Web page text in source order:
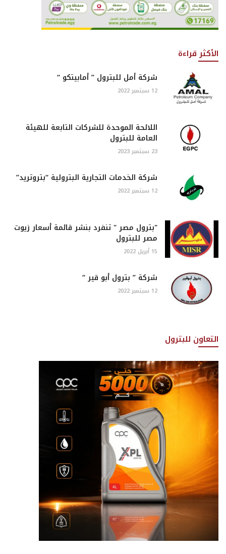
الأكثر قراءة
شركة أمل للبترول ” أمابيتكو “
12 سبتمبر 2022
اللائحة الموحدة للشركات التابعة للهيئة
العامة للبترول
23 سبتمبر 2023
شركة الخدمات التجارية البترولية “بتروتريد”
12 سبتمبر 2022
"بترول مصر " تنفرد بنشر قائمة أسعار زيوت
مصر للبترول
15 أبريل 2022
شركة ” بترول أبو قير “
12 سبتمبر 2022
التعاون للبترول